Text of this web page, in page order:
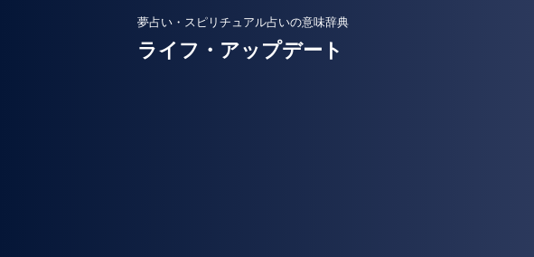
夢占い・スピリチュアル占いの意味辞典
ライフ・アップデート